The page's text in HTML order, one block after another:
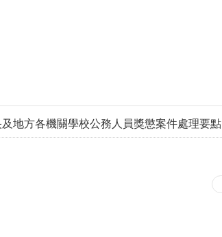
地方各機關學校公務人員獎懲案件處理要點